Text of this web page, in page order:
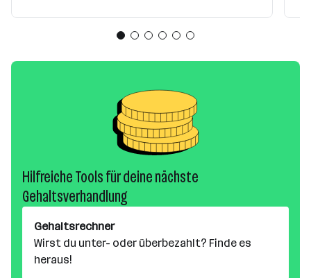
Hilfreiche Tools für deine nächste
Gehaltsverhandlung
Gehaltsrechner
Wirst du unter- oder überbezahlt? Finde es
heraus!